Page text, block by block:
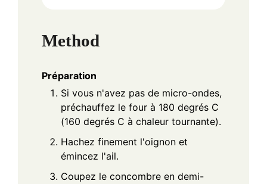
Method
Préparation
Si vous n'avez pas de micro-ondes,
préchauffez le four à 180 degrés C
(160 degrés C à chaleur tournante).
Hachez finement l'oignon et
émincez l'ail.
Coupez le concombre en demi-